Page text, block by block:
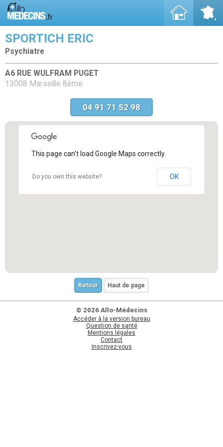
SPORTICH ERIC
Psychiatre
A6 RUE WULFRAM PUGET
13008 Marseille 8ème
04 91 71 52 98
This page can't load Google Maps correctly.
Do you own this website? OK
Retour Haut de page
© 2026 Allo-Médecins
Accéder à la version bureau
Question de santé
Mentions légales
Contact
Inscrivez-vous